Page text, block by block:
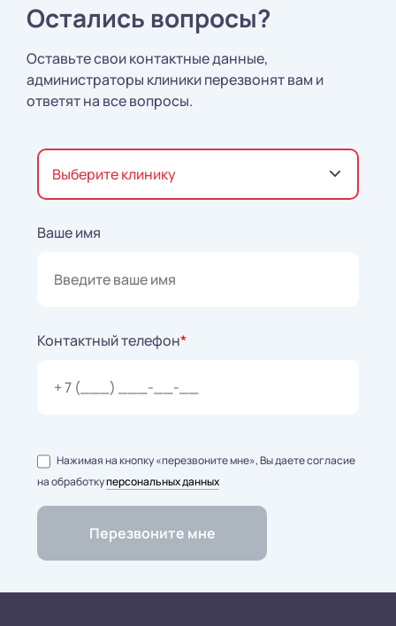
Остались вопросы?
Оставьте свои контактные данные,
администраторы клиники перезвонят вам и
ответят на все вопросы.
Выберите клинику
Ваше имя
Контактный телефон*
Нажимая на кнопку «перезвоните мне», Вы даете согласие
на обработкуперсональных данных